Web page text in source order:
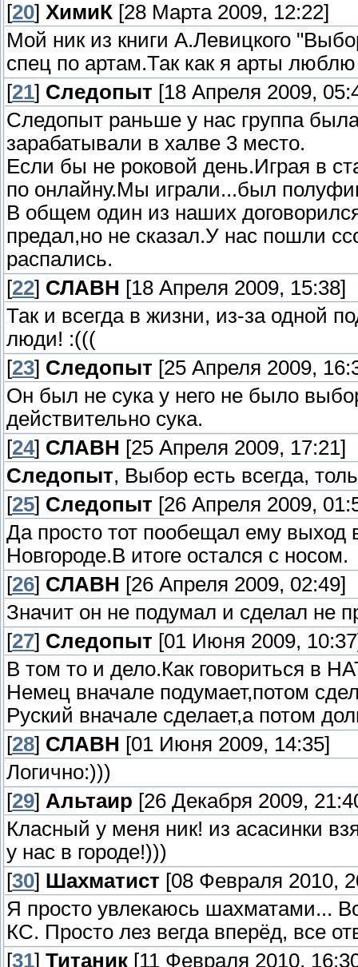
[20] ХимиК [28 Марта 2009, 12:22]
Мой ник из книги А.Левицкого
спец по артам.Так как я арты
[21] Следопыт [18 Апреля 2009,
Следопыт раньше у нас группа
зарабатывали в халве 3 место.
Если бы не роковой день.Играя в
по онлайну.Мы играли...был
В общем один из наших
предал,но не сказал.У нас пошли
распались.
[22] СЛАВН [18 Апреля 2009, 15:38]
Так и всегда в жизни, из-за одной
люди! :(((
[23] Следопыт [25 Апреля 2009,
Он был не сука у него не было
действительно сука.
[24] СЛАВН [25 Апреля 2009, 17:21]
Следопыт, Выбор есть всегда,
[25] Следопыт [26 Апреля 2009,
Да просто тот пообещал ему выход
Новгороде.В итоге остался с носом.
[26] СЛАВН [26 Апреля 2009, 02:49]
Значит он не подумал и сделал не
[27] Следопыт [01 Июня 2009,
В том то и дело.Как говориться в
Немец вначале подумает,потом
Руский вначале сделает,а потом
[28] СЛАВН [01 Июня 2009, 14:35]
Логично:)))
[29] Альтаир [26 Декабря 2009,
Класный у меня ник! из асасинки
у нас в городе!)))
[30] Шахматист [08 Февраля 2010,
Я просто увлекаюсь шахматами...
КС. Просто лез вегда вперёд, все
[31] Титаник [11 Февраля 2010,